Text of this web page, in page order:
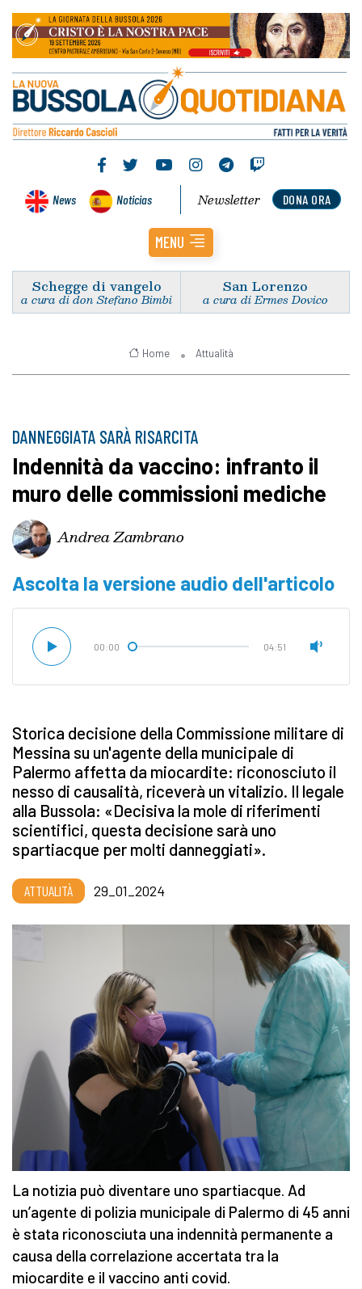
News Noticias DONA ORA
Newsletter
MENU
Schegge di vangelo
a cura di don Stefano Bimbi
San Lorenzo
a cura di Ermes Dovico
Home Attualità
DANNEGGIATA SARÀ RISARCITA
Indennità da vaccino: infranto il
muro delle commissioni mediche
Andrea Zambrano
Ascolta la versione audio dell'articolo
00:00 04:51
Storica decisione della Commissione militare di
Messina su un'agente della municipale di
Palermo affetta da miocardite: riconosciuto il
nesso di causalità, riceverà un vitalizio. Il legale
alla Bussola: «Decisiva la mole di riferimenti
scientifici, questa decisione sarà uno
spartiacque per molti danneggiati».
ATTUALITÀ 29_01_2024
La notizia può diventare uno spartiacque. Ad
un’agente di polizia municipale di Palermo di 45 anni
è stata riconosciuta una indennità permanente a
causa della correlazione accertata tra la
miocardite e il vaccino anti covid.